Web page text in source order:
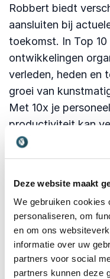
Deze website maakt
We gebruiken cookies
personaliseren, om
en om ons
informatie over uw
partners voor social
partners kunnen deze
Robbert biedt
aansluiten bij
toekomst. In Top
ontwikkelingen
verleden, heden en
groei van
Met 10x je
productiviteit kan
Verandering neemt
nieuw tijdperk,
Ook voor leiders
Gids voor leiders,
Daarnaast
daadwerkelijke
intelligentie op